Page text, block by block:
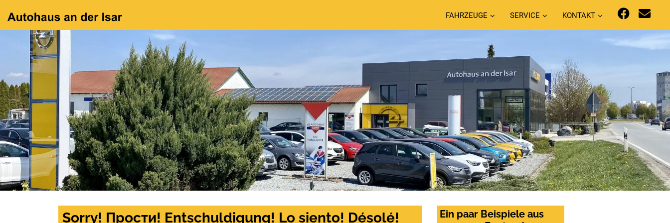
FAHRZEUGE SERVICE KONTAKT
Sorry! Прости! Entschuldigung! Lo siento! Désolé!
Ein paar Beispiele aus